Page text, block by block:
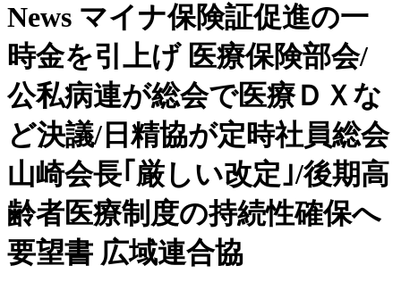
News マイナ保険証促進の一
時金を引上げ 医療保険部会/
公私病連が総会で医療ＤＸな
ど決議/日精協が定時社員総会
山崎会長｢厳しい改定｣/後期高
齢者医療制度の持続性確保へ
要望書 広域連合協